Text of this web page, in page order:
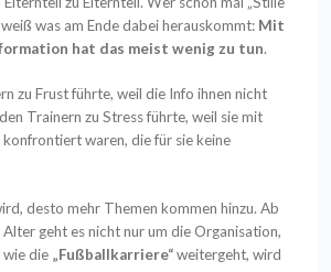
was am Ende dabei herauskommt: Mit
hat das meist wenig zu tun.
zu Frust führte, weil die Info ihnen nicht
Trainern zu Stress führte, weil sie mit
konfrontiert waren, die für sie keine
desto mehr Themen kommen hinzu. Ab
geht es nicht nur um die Organisation,
wie die „Fußballkarriere“weitergeht, wird